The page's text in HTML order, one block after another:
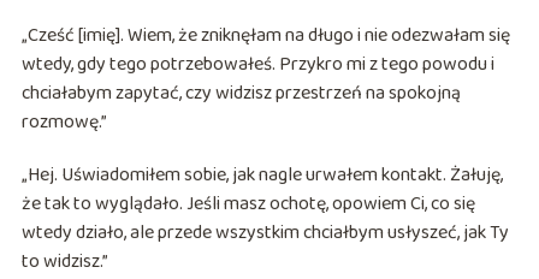
„Cześć [imię]. Wiem, że zniknęłam na długo i nie odezwałam się
wtedy, gdy tego potrzebowałeś. Przykro mi z tego powodu i
chciałabym zapytać, czy widzisz przestrzeń na spokojną
rozmowę.”
„Hej. Uświadomiłem sobie, jak nagle urwałem kontakt. Żałuję,
że tak to wyglądało. Jeśli masz ochotę, opowiem Ci, co się
wtedy działo, ale przede wszystkim chciałbym usłyszeć, jak Ty
to widzisz.”